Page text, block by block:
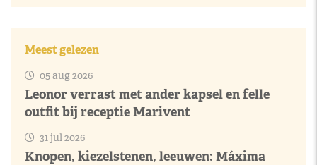
Meest gelezen
05 aug 2026
Leonor verrast met ander kapsel en felle
outfit bij receptie Marivent
31 jul 2026
Knopen, kiezelstenen, leeuwen: Máxima